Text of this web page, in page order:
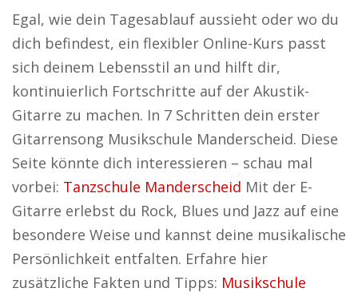
Egal, wie dein Tagesablauf aussieht oder wo du
dich befindest, ein flexibler Online-Kurs passt
sich deinem Lebensstil an und hilft dir,
kontinuierlich Fortschritte auf der Akustik-
Gitarre zu machen. In 7 Schritten dein erster
Gitarrensong Musikschule Manderscheid. Diese
Seite könnte dich interessieren – schau mal
vorbei: Tanzschule Manderscheid Mit der E-
Gitarre erlebst du Rock, Blues und Jazz auf eine
besondere Weise und kannst deine musikalische
Persönlichkeit entfalten. Erfahre hier
zusätzliche Fakten und Tipps: Musikschule